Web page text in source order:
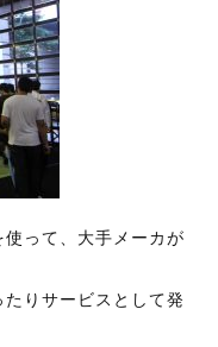
って、大手メーカが
たりサービスとして発